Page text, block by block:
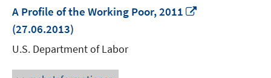
A Profile of the Working Poor, 2011
(27.06.2013)
U.S. Department of Labor